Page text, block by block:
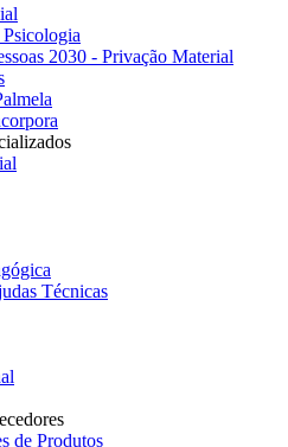
2030 - Privação Material
Técnicas
de Produtos